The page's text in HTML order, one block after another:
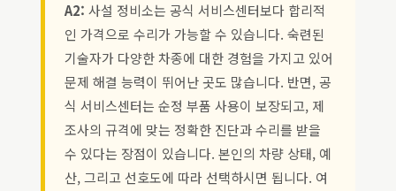
A2: 사설 정비소는 공식 서비스센터보다 합리적
인 가격으로 수리가 가능할 수 있습니다. 숙련된
기술자가 다양한 차종에 대한 경험을 가지고 있어
문제 해결 능력이 뛰어난 곳도 많습니다. 반면, 공
식 서비스센터는 순정 부품 사용이 보장되고, 제
조사의 규격에 맞는 정확한 진단과 수리를 받을
수 있다는 장점이 있습니다. 본인의 차량 상태, 예
산, 그리고 선호도에 따라 선택하시면 됩니다. 여